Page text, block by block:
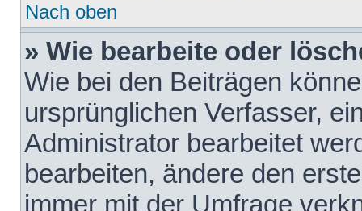
Nach oben
» Wie bearbeite oder
Wie bei den Beiträgen
ursprünglichen Verfasser,
Administrator bearbeitet
bearbeiten, ändere den
immer mit der Umfrage